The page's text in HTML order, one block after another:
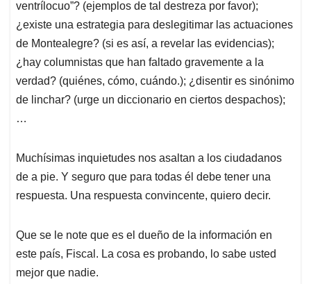
ventrílocuo”? (ejemplos de tal destreza por favor);
¿existe una estrategia para deslegitimar las actuaciones
de Montealegre? (si es así, a revelar las evidencias);
¿hay columnistas que han faltado gravemente a la
verdad? (quiénes, cómo, cuándo.); ¿disentir es sinónimo
de linchar? (urge un diccionario en ciertos despachos);
…
Muchísimas inquietudes nos asaltan a los ciudadanos
de a pie. Y seguro que para todas él debe tener una
respuesta. Una respuesta convincente, quiero decir.
Que se le note que es el dueño de la información en
este país, Fiscal. La cosa es probando, lo sabe usted
mejor que nadie.